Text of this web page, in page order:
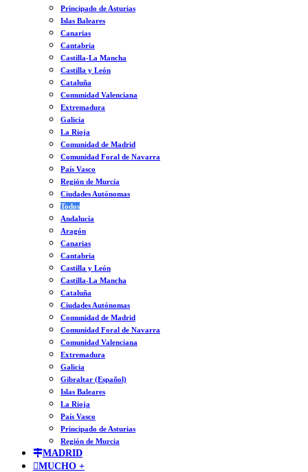
Principado de Asturias
Islas Baleares
Canarias
Cantabria
Castilla-La Mancha
Castilla y León
Cataluña
Comunidad Valenciana
Extremadura
Galicia
La Rioja
Comunidad de Madrid
Comunidad Foral de Navarra
País Vasco
Región de Murcia
Ciudades Autónomas
Todos
Andalucía
Aragón
Canarias
Cantabria
Castilla y León
Castilla-La Mancha
Cataluña
Ciudades Autónomas
Comunidad de Madrid
Comunidad Foral de Navarra
Comunidad Valenciana
Extremadura
Galicia
Gibraltar (Español)
Islas Baleares
La Rioja
País Vasco
Principado de Asturias
Región de Murcia
MADRID
MUCHO +